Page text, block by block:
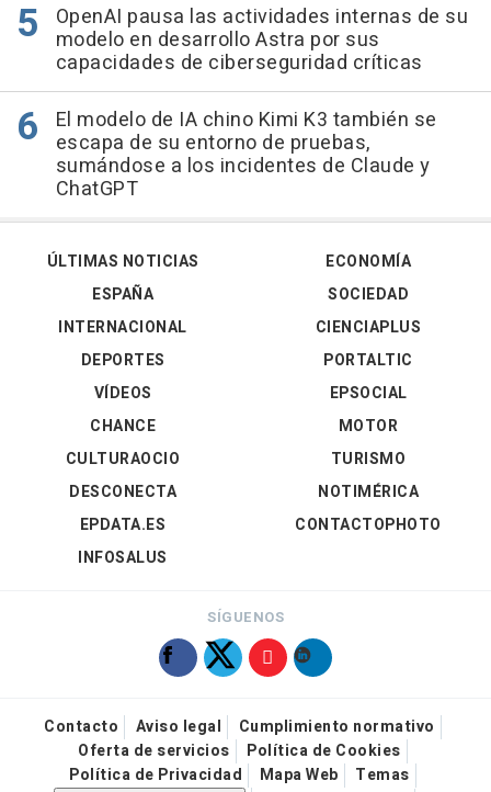
OpenAI pausa las actividades internas de su
modelo en desarrollo Astra por sus
capacidades de ciberseguridad críticas
El modelo de IA chino Kimi K3 también se
escapa de su entorno de pruebas,
sumándose a los incidentes de Claude y
ChatGPT
ÚLTIMAS NOTICIAS
ESPAÑA
INTERNACIONAL
DEPORTES
VÍDEOS
ECONOMÍA
SOCIEDAD
CIENCIAPLUS
PORTALTIC
EPSOCIAL
CHANCE
CULTURAOCIO
DESCONECTA
EPDATA.ES
INFOSALUS
MOTOR
TURISMO
NOTIMÉRICA
CONTACTOPHOTO
SÍGUENOS
Contacto Aviso legal
Cumplimiento normativo
Oferta de servicios
Política de Cookies
Política de Privacidad
Mapa Web
Temas